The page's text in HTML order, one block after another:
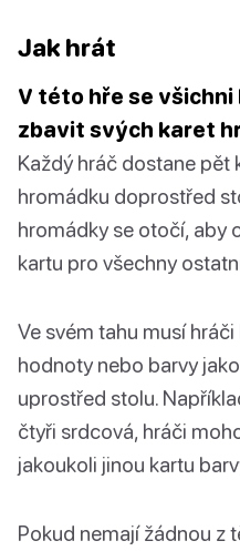
Jak hrát
V této hře se
zbavit svých karet
Každý hráč dostane pět
hromádku doprostřed
hromádky se otočí, aby
kartu pro všechny
Ve svém tahu musí
hodnoty nebo barvy
uprostřed stolu.
čtyři srdcová, hráči
jakoukoli jinou kartu
Pokud nemají žádnou z